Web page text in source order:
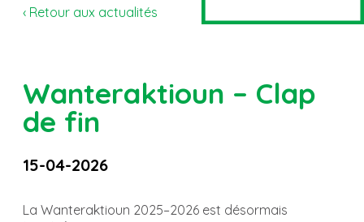
‹ Retour aux actualités
Wanteraktioun – Clap
de fin
15-04-2026
La Wanteraktioun 2025–2026 est désormais